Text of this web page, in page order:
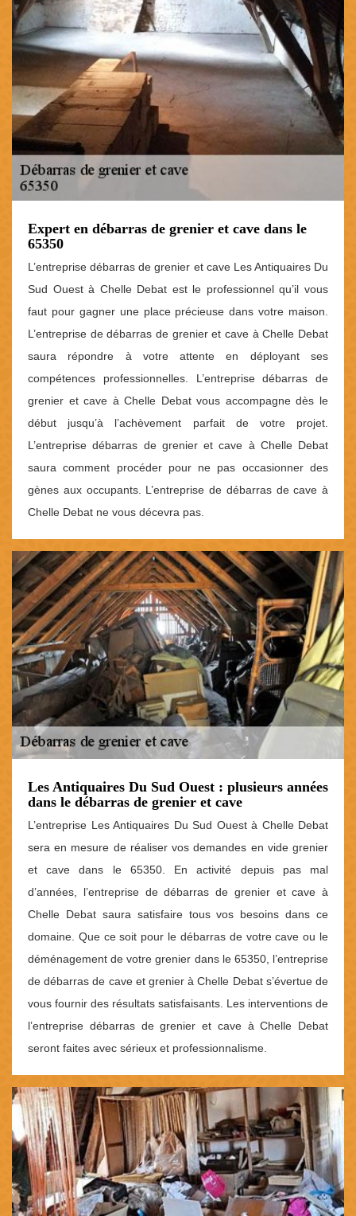
Expert en débarras de grenier et cave dans le
65350
L’entreprise débarras de grenier et cave Les Antiquaires Du
Sud Ouest à Chelle Debat est le professionnel qu’il vous
faut pour gagner une place précieuse dans votre maison.
L’entreprise de débarras de grenier et cave à Chelle Debat
saura répondre à votre attente en déployant ses
compétences professionnelles. L’entreprise débarras de
grenier et cave à Chelle Debat vous accompagne dès le
début jusqu’à l’achèvement parfait de votre projet.
L’entreprise débarras de grenier et cave à Chelle Debat
saura comment procéder pour ne pas occasionner des
gènes aux occupants. L’entreprise de débarras de cave à
Chelle Debat ne vous décevra pas.
Les Antiquaires Du Sud Ouest : plusieurs années
dans le débarras de grenier et cave
L’entreprise Les Antiquaires Du Sud Ouest à Chelle Debat
sera en mesure de réaliser vos demandes en vide grenier
et cave dans le 65350. En activité depuis pas mal
d’années, l’entreprise de débarras de grenier et cave à
Chelle Debat saura satisfaire tous vos besoins dans ce
domaine. Que ce soit pour le débarras de votre cave ou le
déménagement de votre grenier dans le 65350, l’entreprise
de débarras de cave et grenier à Chelle Debat s’évertue de
vous fournir des résultats satisfaisants. Les interventions de
l’entreprise débarras de grenier et cave à Chelle Debat
seront faites avec sérieux et professionnalisme.